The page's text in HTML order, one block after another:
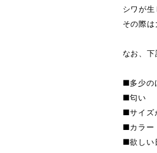
シワが生
その際
なお、下
■多少の
■匂い
■サイズ
■カラー
■欲しい